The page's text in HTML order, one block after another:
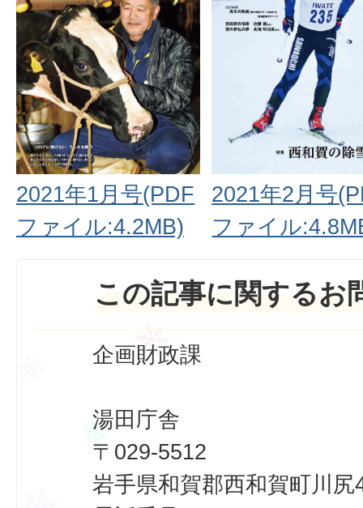
2021年1月号(PDF
ファイル:4.2MB)
2021年2月号
ファイル
この記事に関するお
企画財政課
湯田庁舎
〒029-5512
岩手県和賀郡西和賀町川